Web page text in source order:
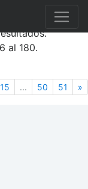
al 180.
15 ... 50 51 »